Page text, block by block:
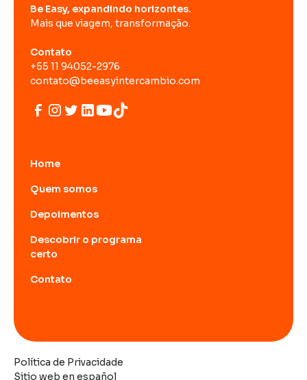
Be Easy, expandindo horizontes.
Mais que viagem, transformação.
Contato
+55 11 94052-2976
contato@beeasyintercambio.com
Home
Quem somos
Depoimentos
Descobrir o programa
certo
Contato
Sitio web en español
Política de Privacidade